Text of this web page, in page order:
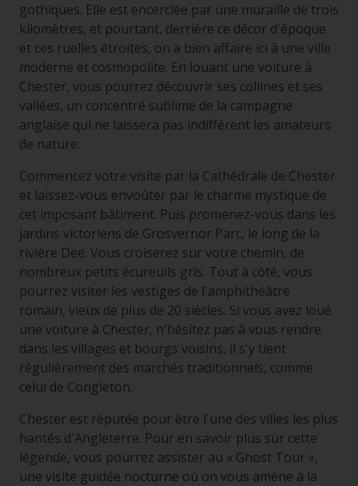
gothiques. Elle est encerclée par une muraille de trois
kilomètres, et pourtant, derrière ce décor d'époque
et ces ruelles étroites, on a bien affaire ici à une ville
moderne et cosmopolite. En louant une voiture à
Chester, vous pourrez découvrir ses collines et ses
vallées, un concentré sublime de la campagne
anglaise qui ne laissera pas indifférent les amateurs
de nature.
Commencez votre visite par la Cathédrale de Chester
et laissez-vous envoûter par le charme mystique de
cet imposant bâtiment. Puis promenez-vous dans les
jardins victoriens de Grosvernor Parc, le long de la
rivière Dee. Vous croiserez sur votre chemin, de
nombreux petits écureuils gris. Tout à côté, vous
pourrez visiter les vestiges de l'amphithéâtre
romain, vieux de plus de 20 siècles. Si vous avez loué
une voiture à Chester, n'hésitez pas à vous rendre
dans les villages et bourgs voisins, il s'y tient
régulièrement des marchés traditionnels, comme
celui de Congleton.
Chester est réputée pour être l'une des villes les plus
hantés d'Angleterre. Pour en savoir plus sur cette
légende, vous pourrez assister au « Ghost Tour »,
une visite guidée nocturne où on vous amène à la